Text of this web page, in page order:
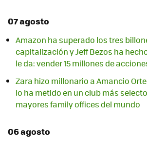
07 agosto
Amazon ha superado los tres
capitalización y Jeff Bezos ha
le da: vender 15 millones de
Zara hizo millonario a Amancio
lo ha metido en un club más
mayores family offices del mundo
06 agosto